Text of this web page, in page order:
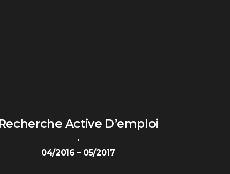
Active D’emploi
•
04/2016 – 05/2017